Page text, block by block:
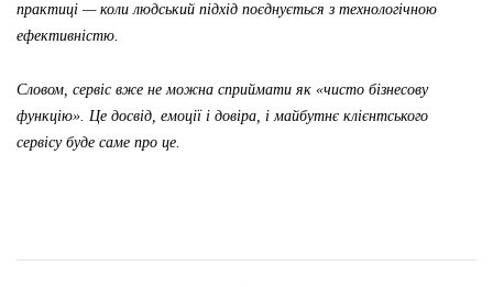
практиці — коли людський підхід поєднується з технологічною
ефективністю.
Словом, сервіс вже не можна сприймати як «чисто бізнесову
функцію». Це досвід, емоції і довіра, і майбутнє клієнтського
сервісу буде саме про це.